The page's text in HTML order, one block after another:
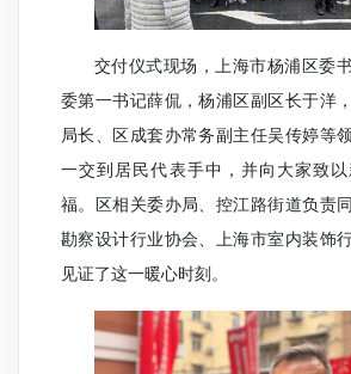
交付仪式现场，上海市杨浦区委
委第一书记薛侃，杨浦区副区长于洋
局长、区成套办常务副主任吴传婷等
一交到居民代表手中，并向大家致
福。区相关委办局、控江路街道负责
勘察设计行业协会、上海市室内装饰
见证了这一暖心时刻。